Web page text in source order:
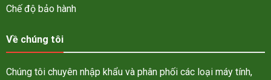
Chế độ bảo hành
Về chúng tôi
Chúng tôi chuyên nhập khẩu và phân phối các loại máy tính,